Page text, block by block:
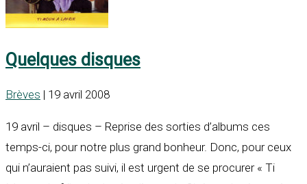
Quelques disques
Brèves | 19 avril 2008
19 avril – disques – Reprise des sorties d’albums ces
temps-ci, pour notre plus grand bonheur. Donc, pour ceux
qui n’auraient pas suivi, il est urgent de se procurer « Ti